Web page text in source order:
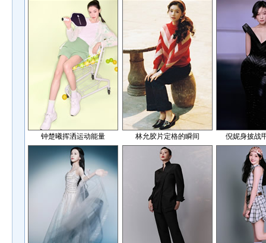
钟楚曦挥洒运动能量 林允胶片定格的瞬间 倪妮身披战